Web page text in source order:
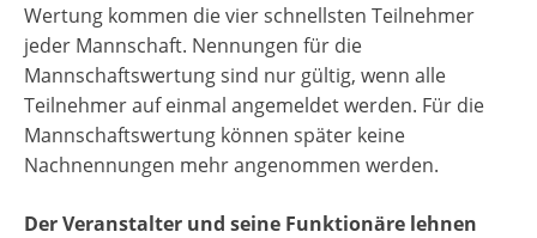
Wertung kommen die vier schnellsten Teilnehmer
jeder Mannschaft. Nennungen für die
Mannschaftswertung sind nur gültig, wenn alle
Teilnehmer auf einmal angemeldet werden. Für die
Mannschaftswertung können später keine
Nachnennungen mehr angenommen werden.
Der Veranstalter und seine Funktionäre lehnen